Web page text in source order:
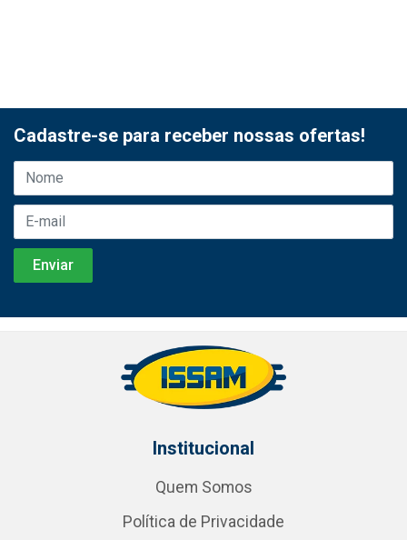
Cadastre-se para receber nossas ofertas!
Institucional
Quem Somos
Política de Privacidade